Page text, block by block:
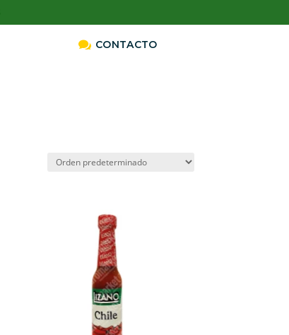
 CONTACTO